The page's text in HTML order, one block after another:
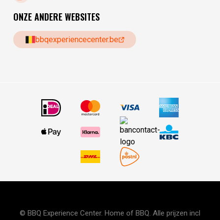
ONZE ANDERE WEBSITES
bbqexperiencecenter.be
© BBQ Experience Center. Home of BBQ. Alle prijzen incl